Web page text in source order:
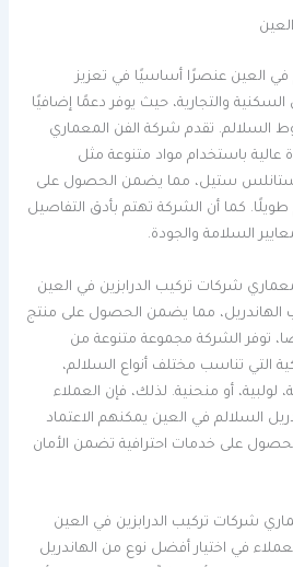
في العين عنصرًا أساسيًا في تعزيز
والتجارية، حيث يوفر دعمًا إضافيًا
السلالم. تقدم شركة الفن المعماري
عالية باستخدام مواد متنوعة مثل
ستيل، مما يضمن الحصول على
كما أن الشركة تهتم بأدق التفاصيل
السلامة والجودة.
شركات تركيب الدرابزين في العين
الهاندريل، مما يضمن الحصول على منتج
توفر الشركة مجموعة متنوعة من
التي تناسب مختلف أنواع السلالم،
أو منحنية. لذلك، فإن العملاء
السلالم في العين يمكنهم الاعتماد
على خدمات احترافية تضمن الأمان
شركات تركيب الدرابزين في العين
في اختيار أفضل نوع من الهاندريل